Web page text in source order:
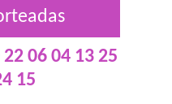
06 04 13 25
15